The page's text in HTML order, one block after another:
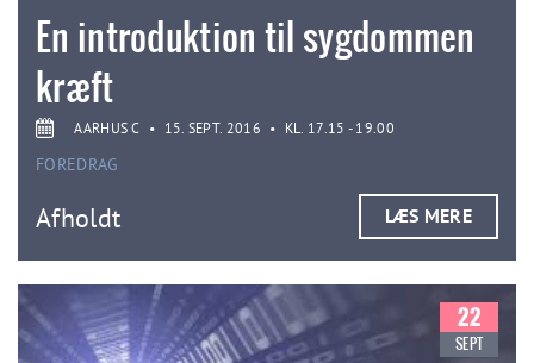
En introduktion til sygdommen
kræft
AARHUS C • 15. SEPT. 2016 • KL. 17.15 - 19.00
FOREDRAG
Afholdt LÆS MERE
22
SEPT